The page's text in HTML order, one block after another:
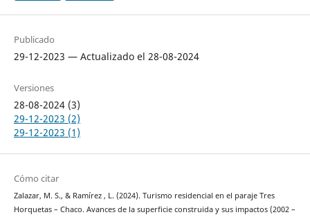
Publicado
29-12-2023 — Actualizado el 28-08-2024
Versiones
28-08-2024 (3)
29-12-2023 (2)
29-12-2023 (1)
Cómo citar
Zalazar, M. S., & Ramírez , L. (2024). Turismo residencial en el paraje Tres
Horquetas – Chaco. Avances de la superficie construida y sus impactos (2002 –